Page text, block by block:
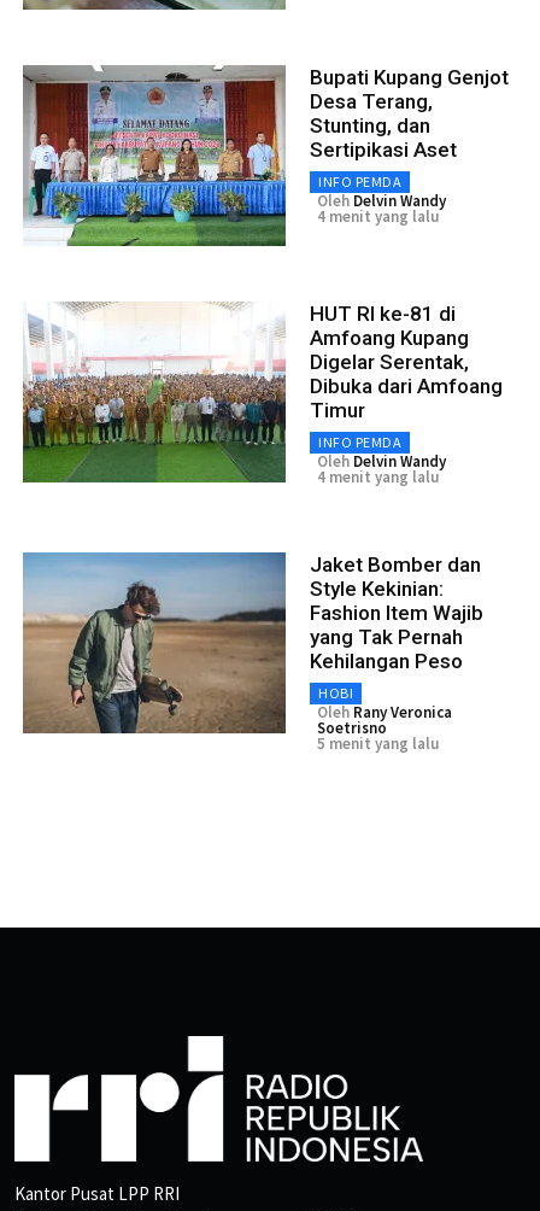
Bupati Kupang Genjot
Desa Terang,
Stunting, dan
Sertipikasi Aset
INFO PEMDA
Oleh Delvin Wandy
4 menit yang lalu
HUT RI ke-81 di
Amfoang Kupang
Digelar Serentak,
Dibuka dari Amfoang
Timur
INFO PEMDA
Oleh Delvin Wandy
4 menit yang lalu
Jaket Bomber dan
Style Kekinian:
Fashion Item Wajib
yang Tak Pernah
Kehilangan Peso
HOBI
Oleh Rany Veronica
Soetrisno
5 menit yang lalu
Kantor Pusat LPP RRI